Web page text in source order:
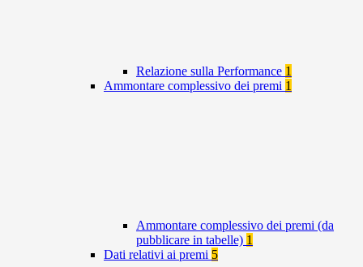
Relazione sulla Performance 1
Ammontare complessivo dei premi 1
Ammontare complessivo dei premi (da
pubblicare in tabelle) 1
Dati relativi ai premi 5